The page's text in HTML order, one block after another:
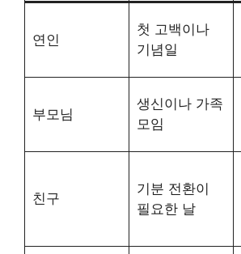
연인
첫 고백이나
기념일
부모님
생신이나 가족
모임
친구
기분 전환이
필요한 날